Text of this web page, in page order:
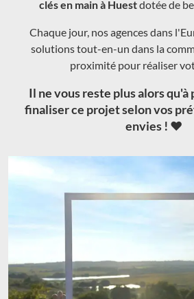
clés en main à Huestdotée de
Chaque jour, nos agences dans
solutions tout-en-un dans la
proximité pour réaliser
Il ne vous reste plus alors
finaliser ce projet selon vos
envies ! ❤️